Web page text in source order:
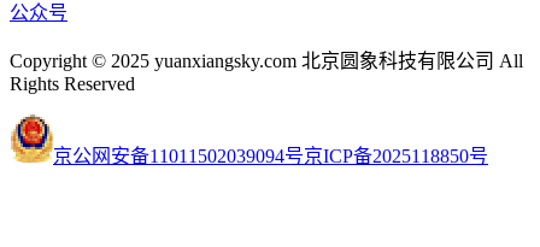
公众号
Copyright © 2025 yuanxiangsky.com 北京圆象科技有限公司 All
Rights Reserved
京公网安备11011502039094号京ICP备2025118850号